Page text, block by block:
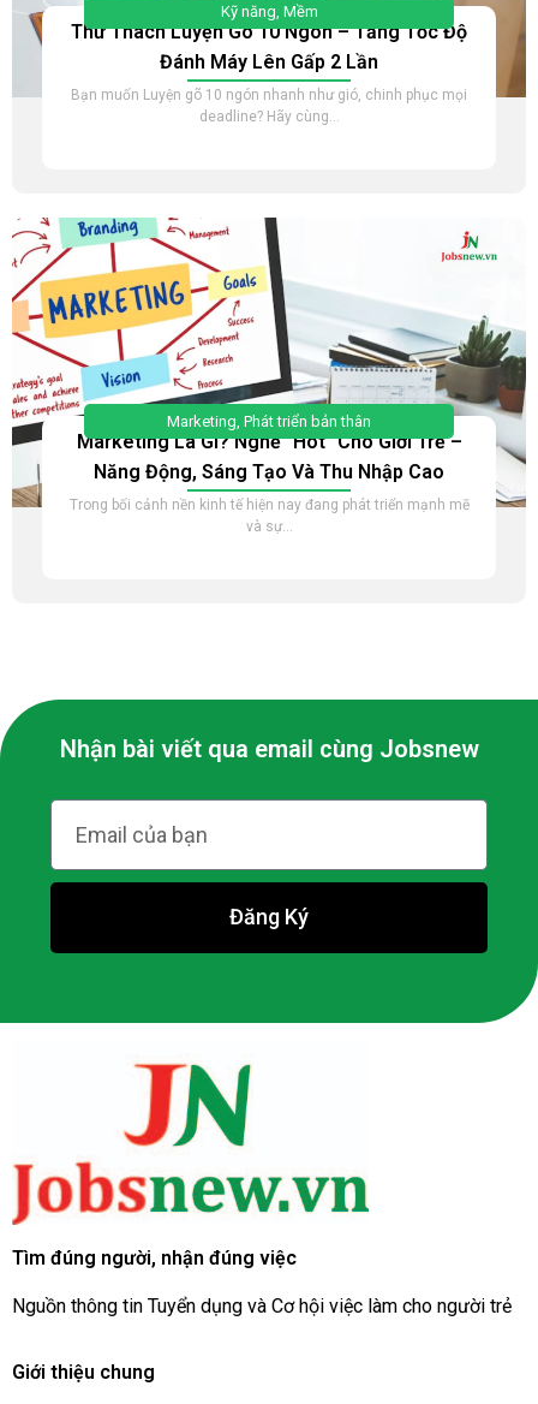
Kỹ năng Mềm
Thử Thách Luyện Gõ 10 Ngón – Tăng Tốc Độ
Đánh Máy Lên Gấp 2 Lần
Bạn muốn Luyện gõ 10 ngón nhanh như gió, chinh phục mọi
deadline? Hãy cùng...
Marketing Phát triển bản thân
Marketing Là Gì? Nghề “hot” Cho Giới Trẻ –
Năng Động, Sáng Tạo Và Thu Nhập Cao
Trong bối cảnh nền kinh tế hiện nay đang phát triển mạnh mẽ
và sự...
Nhận bài viết qua email cùng Jobsnew
Đăng Ký
Tìm đúng người, nhận đúng việc
Nguồn thông tin Tuyển dụng và Cơ hội việc làm cho người trẻ
Giới thiệu chung